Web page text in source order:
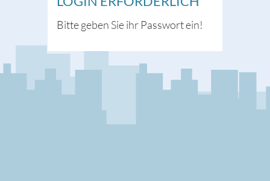
Bitte geben Sie ihr Passwort ein!